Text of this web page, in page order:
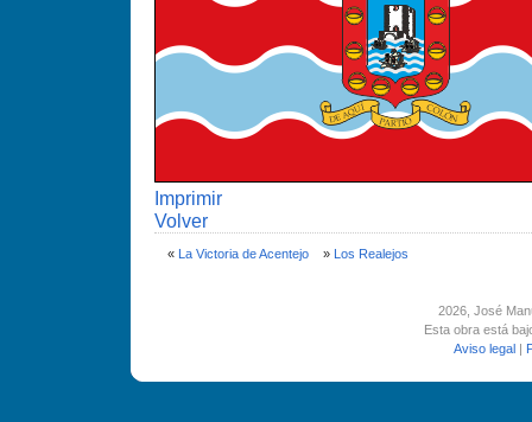
Imprimir
Volver
« La Victoria de Acentejo» Los Realejos
2026, José
Esta obra está
Aviso legal |